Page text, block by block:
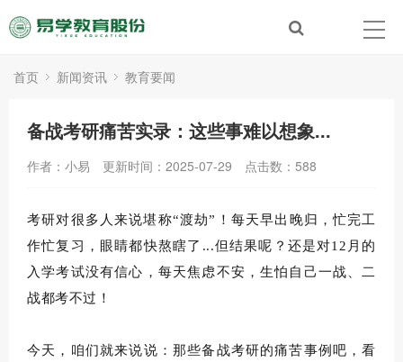
首页 新闻资讯 教育要闻
备战考研痛苦实录：这些事难以想象...
作者：小易 更新时间：2025-07-29 点击数： 588
考研对很多人来说堪称“渡劫”！ 每天早出晚归，忙完工
作忙复习，眼睛都快熬瞎了 ...但结果呢？还是对12月的
入学考试没有信心，每天焦虑不安，生怕自己一战、二
战都考不过！
今天， 咱们就来说说：那些备战考研的痛苦事例吧，看